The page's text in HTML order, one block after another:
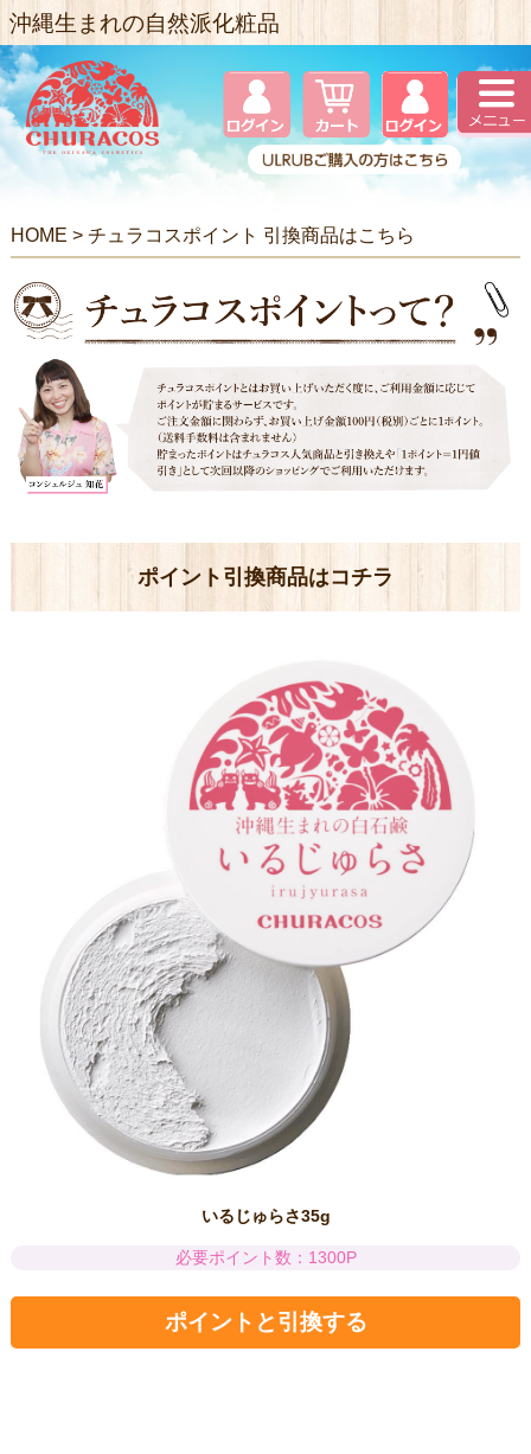
沖縄生まれの自然派化粧品
HOME > チュラコスポイント 引換商品はこちら
ポイント引換商品はコチラ
いるじゅらさ35g
必要ポイント数：1300P
ポイントと引換する